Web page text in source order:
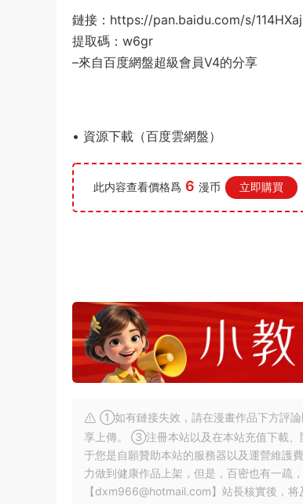
鏈接：https://pan.baidu.com/s/
提取碼：w6gr
–來自百度網盤超級會員V4的分享
• 資源下載（百度雲網盤）
此内容查看價格爲 6 漫币 立即購買
①如有鏈接失效，請在漫畫作品下方評
享上傳。 ③注冊本站以及在本站充值下載、
于您是自願贊助本站的服務器以及運營維護
力做到健康作品上架，但是，百密也有一疏
【dxm966@hotmail.com】站長核實後，将